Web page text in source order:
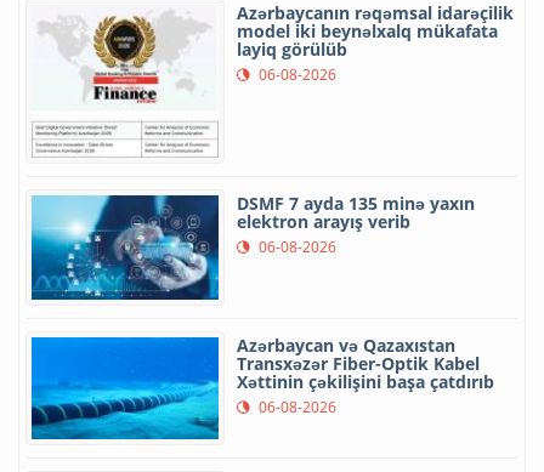
Azərbaycanın rəqəmsal idarəçilik
model iki beynəlxalq mükafata
layiq görülüb
06-08-2026
DSMF 7 ayda 135 minə yaxın
elektron arayış verib
06-08-2026
Azərbaycan və Qazaxıstan
Transxəzər Fiber-Optik Kabel
Xəttinin çəkilişini başa çatdırıb
06-08-2026